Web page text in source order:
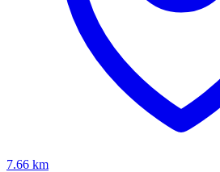
7.66 km